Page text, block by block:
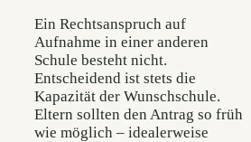
Ein Rechtsanspruch auf
Aufnahme in einer anderen
Schule besteht nicht.
Entscheidend ist stets die
Kapazität der Wunschschule.
Eltern sollten den Antrag so früh
wie möglich – idealerweise